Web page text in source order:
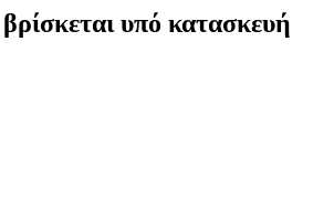
υπό κατασκευή